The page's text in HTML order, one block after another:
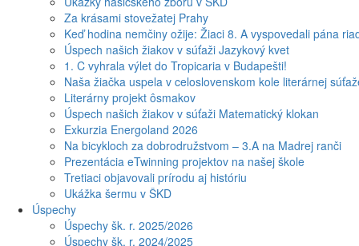
Za krásami stovežatej Prahy
Keď hodina nemčiny ožije: Žiaci 8. A vyspovedali pána
Úspech našich žiakov v súťaži Jazykový kvet
1. C vyhrala výlet do Tropicaria v Budapešti!
Naša žiačka uspela v celoslovenskom kole literárnej
Literárny projekt ôsmakov
Úspech našich žiakov v súťaži Matematický klokan
Exkurzia Energoland 2026
Na bicykloch za dobrodružstvom – 3.A na Madrej ranči
Prezentácia eTwinning projektov na našej škole
Tretiaci objavovali prírodu aj históriu
Ukážka šermu v ŠKD
Úspechy
Úspechy šk. r. 2025/2026
Úspechy šk. r. 2024/2025